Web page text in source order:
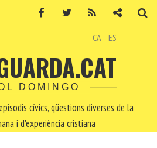
CA ES
DOMINGO
cívics, qüestions diverses de la
i d'experiència cristiana
Facebook Twitter Contacte